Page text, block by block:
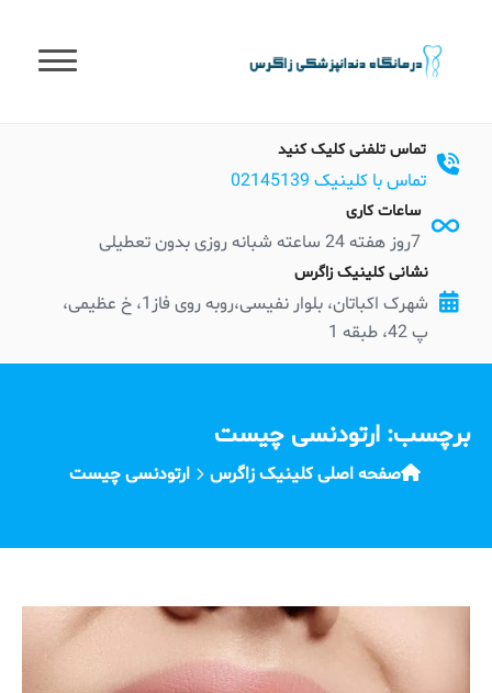
content
تماس تلفنی کلیک کنید
تماس با کلینیک 02145139
ساعات کاری
7روز هفته 24 ساعته شبانه روزی بدون تعطیلی
نشانی کلینیک زاگرس
شهرک اکباتان، بلوار نفیسی،روبه روی فاز1، خ عظیمی،
پ 42، طبقه 1
برچسب: ارتودنسی چیست
صفحه اصلی کلینیک زاگرس ارتودنسی چیست